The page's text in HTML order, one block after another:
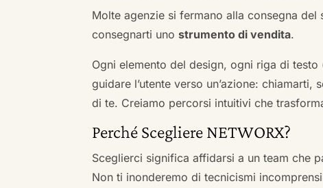
Molte agenzie si fermano alla consegna
consegnarti unostrumento di vendita.
Ogni elemento del design, ogni riga di
guidare l’utente verso un’azione:
di te. Creiamo percorsi intuitivi che
Perché Scegliere NETWORX?
Sceglierci significa affidarsi a un team che
Non ti inonderemo di tecnicismi